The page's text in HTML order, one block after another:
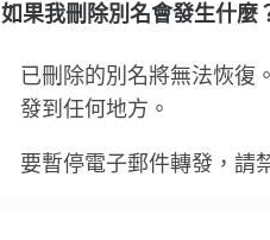
如果我刪除別名會發生什麼
已刪除的別名將無法恢復
發到任何地方。
要暫停電子郵件轉發，請